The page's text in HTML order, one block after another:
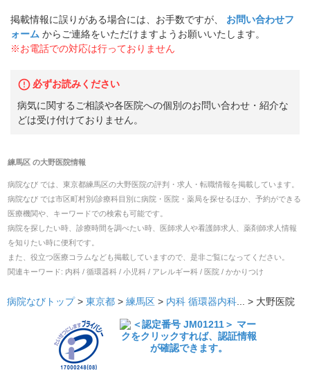
掲載情報に誤りがある場合には、お手数ですが、
お問い合わせフ
ォーム からご連絡をいただけますようお願いいたします。
※お電話での対応は行っておりません
必ずお読みください
病気に関するご相談や各医院への個別のお問い合わせ・紹介な
どは受け付けておりません。
練馬区の大野医院情報
病院なび では、 東京都練馬区の大野医院の評判・求人・転職情報を掲載しています。
病院なび では市区町村別/診療科目別に病院・医院・薬局を探せるほか、予約ができる
医療機関や、キーワードでの検索も可能です。
病院を探したい時、診療時間を調べたい時、医師求人や看護師求人、薬剤師求人情報
を知りたい時に便利です。
また、役立つ医療コラムなども掲載していますので、是非ご覧になってください。
関連キーワード: 内科 / 循環器科 / 小児科 / アレルギー科 / 医院 / かかりつけ
病院なびトップ > 東京都 > 練馬区 > 内科 循環器内科... > 大野医院